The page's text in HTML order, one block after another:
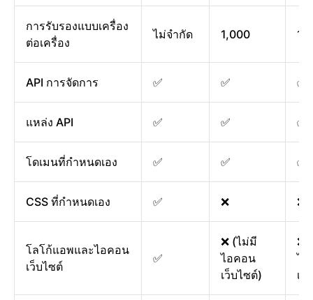
การรับรองแบบเครื่อง
ต่อเครื่อง
ไม่จำกัด 1,000
API การจัดการ ✅ ✅ ✅
แหล่ง API ✅ ✅ ✅
โดเมนที่กำหนดเอง ✅ ✅ ✅
CSS ที่กำหนดเอง ✅ ❌ ❌
โลโก้แอพและไอคอน
เว็บไซต์
✅
❌ (ไม่มี
ไอคอน
เว็บไซต์)
❌
ไ
เว็